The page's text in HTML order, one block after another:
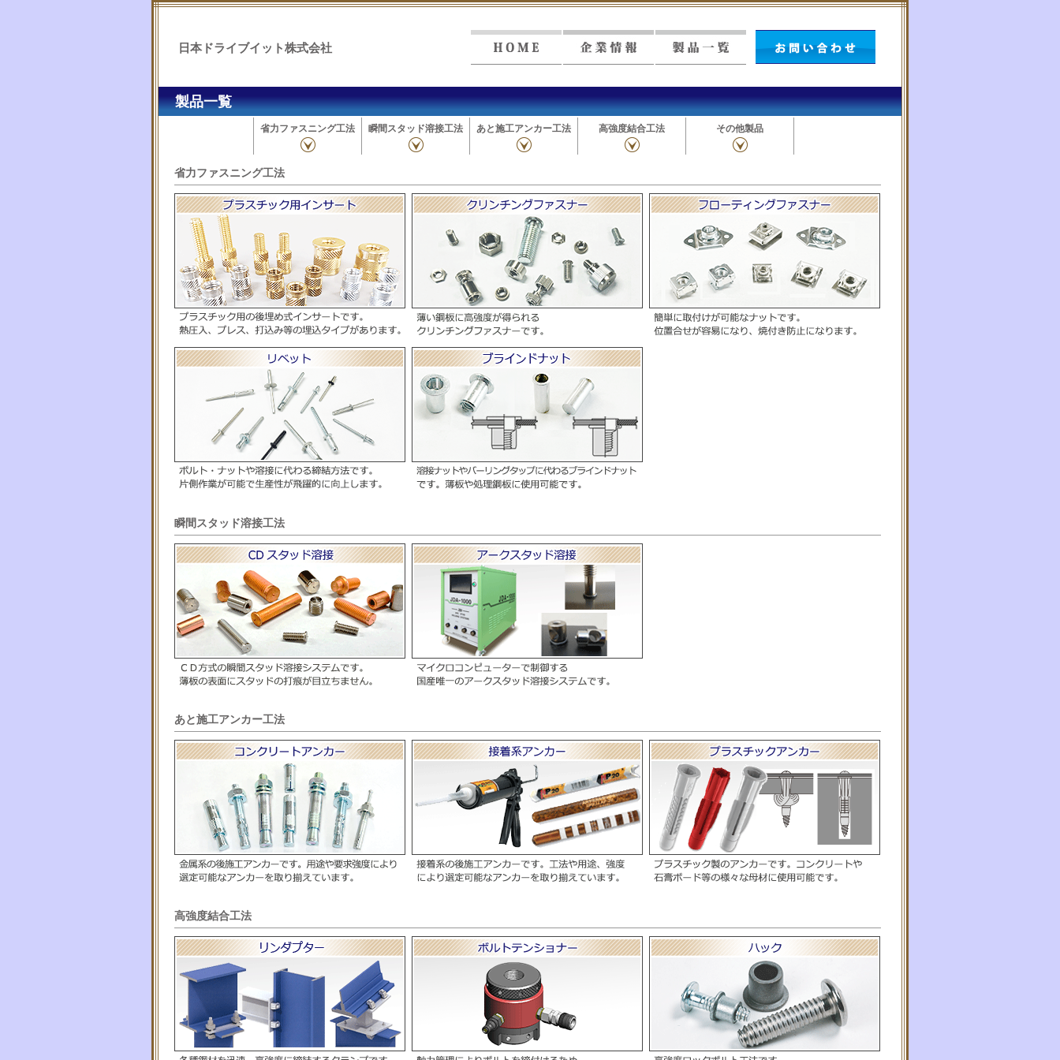
日本ドライブイット株式会社
製品一覧
省力ファスニング工法 瞬間スタッド溶接工法 あと施工アンカー工法 高強度結合工法 その他製品
省力ファスニング工法
瞬間スタッド溶接工法
あと施工アンカー工法
高強度結合工法